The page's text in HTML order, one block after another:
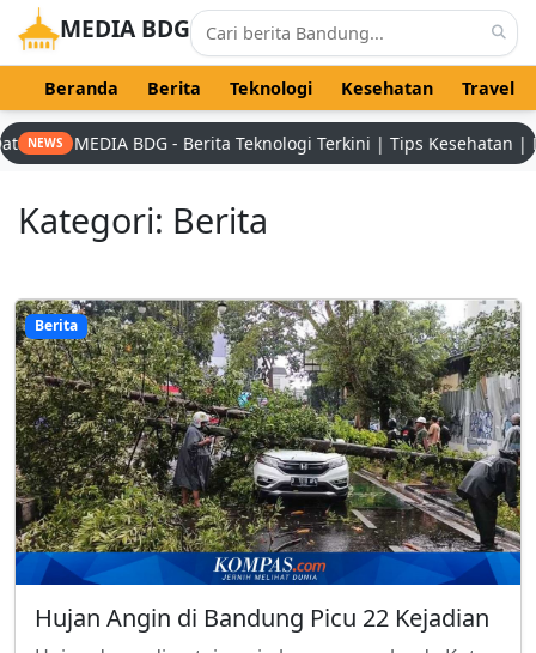
MEDIA BDG
Beranda Berita Teknologi Kesehatan Travel
NEWSBDG - Berita Teknologi Terkini | Tips Kesehatan | Destinasi
Kategori: Berita
Berita
Hujan Angin di Bandung Picu 22 Kejadian